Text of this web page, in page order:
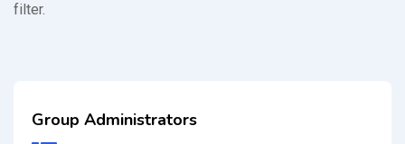
filter.
Group Administrators